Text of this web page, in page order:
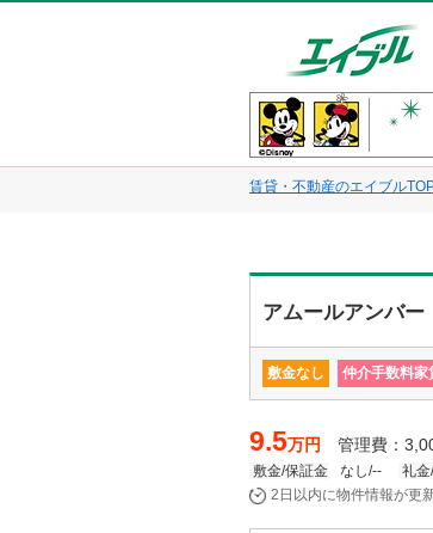
賃貸・不動産のエイブル
アムールアンバー
敷金なし 仲介手数料
9.5万円 管理費：
敷金/保証金 なし/-- 礼金
2日以内に物件情報が更